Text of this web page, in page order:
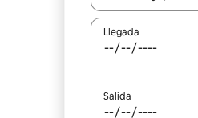
Llegada
Salida